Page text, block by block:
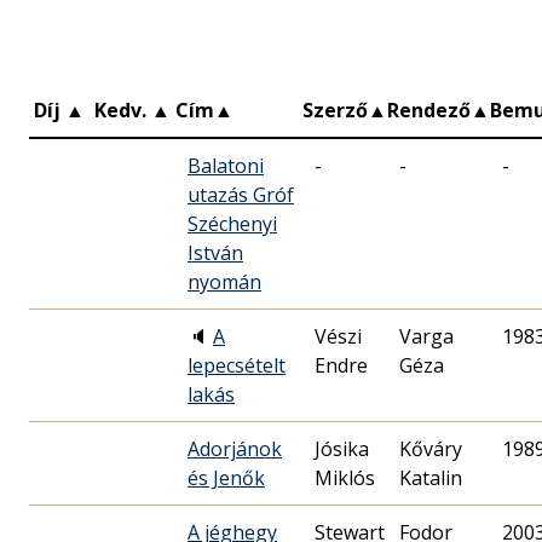
Díj ▲ Kedv. ▲ Cím▲ Szerző▲Rendező▲
Balatoni
utazás Gróf
Széchenyi
István
nyomán
- - -
🔈 A
lepecsételt
lakás
Vészi
Endre
Varga
Géza
Adorjánok
és Jenők
Jósika
Miklós
Kőváry
Katalin
A jéghegy Stewart Fodor